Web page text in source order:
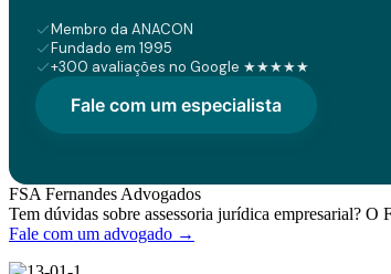
Membro da ANACON
Fundado em 1995
+300 avaliações no Google ★★★★★
Fale com um especialista
FSA Fernandes Advogados
Tem dúvidas sobre assessoria jurídica empresarial? O
Fale com um advogado →